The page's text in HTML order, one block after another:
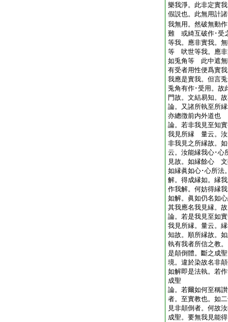
樂我淨。此非定實
假説也。此無用計
我無用。然破無動
難 或綺互破作･受
等我。應非實我。
等 吠世等我。應非
如兎角等 此中遮無
有受者用性便爲實
我應是實我。但言
兎角有作･受用。故
門故。文結易知。
論。又諸所執至所
亦總徴前内外道也
論。若非我見至知
我見所縁 量云。汝
非我見之所縁故。
云。汝能縁我心･心
見故。如縁餘心 文
如縁眞如心･心所法
解。得成縁如。縁
作我解。何妨得縁
如解。眞如仍名如
其我應名我見縁。
論。若是我見至如
我見所縁。量云。
知故。順所縁故。
執有我者所信之教
是顛倒體。斷之成
境。違於染故名非
如解即是法執。若
成聖
論。若爾如何至稱
者。至實教也。如
見非顛倒者。何故
成聖。要無我見能